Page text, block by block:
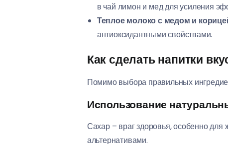
в чай лимон и мед для усиления
Теплое молоко с медом и
антиоксидантными свойствами.
Как сделать напитки
Помимо выбора правильных
Использование
Сахар – враг здоровья, особенно
альтернативами.